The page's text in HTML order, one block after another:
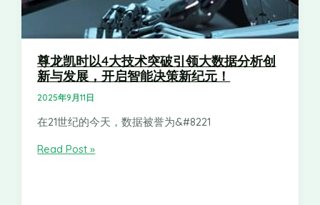
尊龙凯时以4大技术突破引领大数据分析创
新与发展，开启智能决策新纪元！
2025年9月11日
在21世纪的今天，数据被誉为&#8221
Read Post »